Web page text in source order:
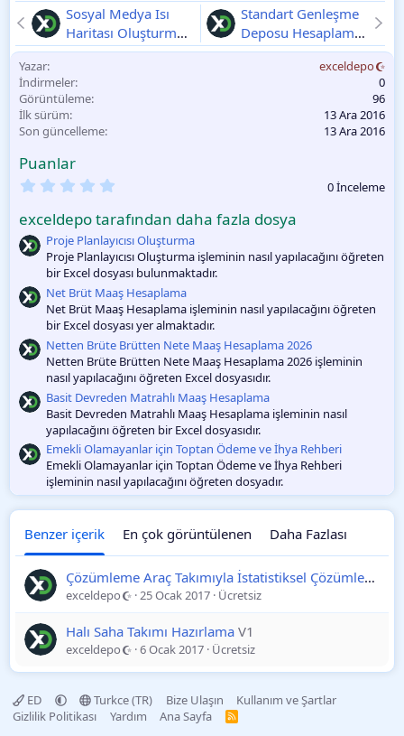
Sosyal Medya Isı
Haritası Oluşturma
V1
Standart Genleşme
Deposu Hesaplama
V1
Yazar
exceldepo
İndirmeler
0
Görüntüleme
96
İlk sürüm
13 Ara 2016
Son güncelleme
13 Ara 2016
Puanlar
0
O
y
l
a
m
a
0 İnceleme
exceldepo tarafından daha fazla dosya
Proje Planlayıcısı Oluşturma
Proje Planlayıcısı Oluşturma işleminin nasıl yapılacağını öğreten
bir Excel dosyası bulunmaktadır.
Net Brüt Maaş Hesaplama
Net Brüt Maaş Hesaplama işleminin nasıl yapılacağını öğreten
bir Excel dosyası yer almaktadır.
Netten Brüte Brütten Nete Maaş Hesaplama 2026
Netten Brüte Brütten Nete Maaş Hesaplama 2026 işleminin
nasıl yapılacağını öğreten Excel dosyasıdır.
Basit Devreden Matrahlı Maaş Hesaplama
Basit Devreden Matrahlı Maaş Hesaplama işleminin nasıl
yapılacağını öğreten bir Excel dosyasıdır.
Emekli Olamayanlar için Toptan Ödeme ve İhya Rehberi
Emekli Olamayanlar için Toptan Ödeme ve İhya Rehberi
işleminin nasıl yapılacağını öğreten dosyadır.
Benzer içerik En çok görüntülenen Daha Fazlası
Çözümleme Araç Takımıyla İstatistiksel Çözümleme
exceldepo 25 Ocak 2017 Ücretsiz
Halı Saha Takımı Hazırlama V1
exceldepo 6 Ocak 2017 Ücretsiz
ED Turkce (TR) Bize Ulaşın
Kullanım ve Şartlar
Gizlilik Politikası
Yardım Ana Sayfa
R